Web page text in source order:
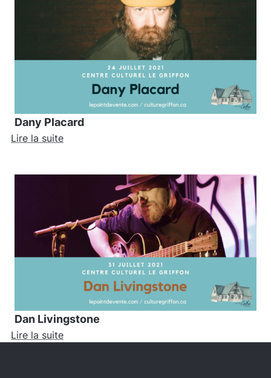
Dany Placard
Lire la suite
Dan Livingstone
Lire la suite